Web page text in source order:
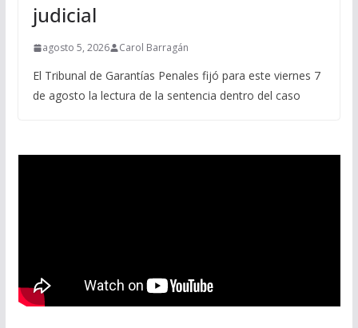
judicial
agosto 5, 2026 Carol Barragán
El Tribunal de Garantías Penales fijó para este viernes 7
de agosto la lectura de la sentencia dentro del caso